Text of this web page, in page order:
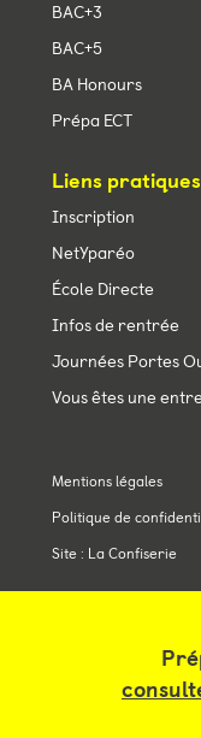
BAC+3
BAC+5
BA Honours
Prépa ECT
Liens pratiques
Inscription
NetYparéo
École Directe
Infos de rentrée
Journées Portes
Vous êtes une
Mentions légales
Politique de
Site : La Confiserie